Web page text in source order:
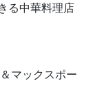
る中華料理店
マックスポー